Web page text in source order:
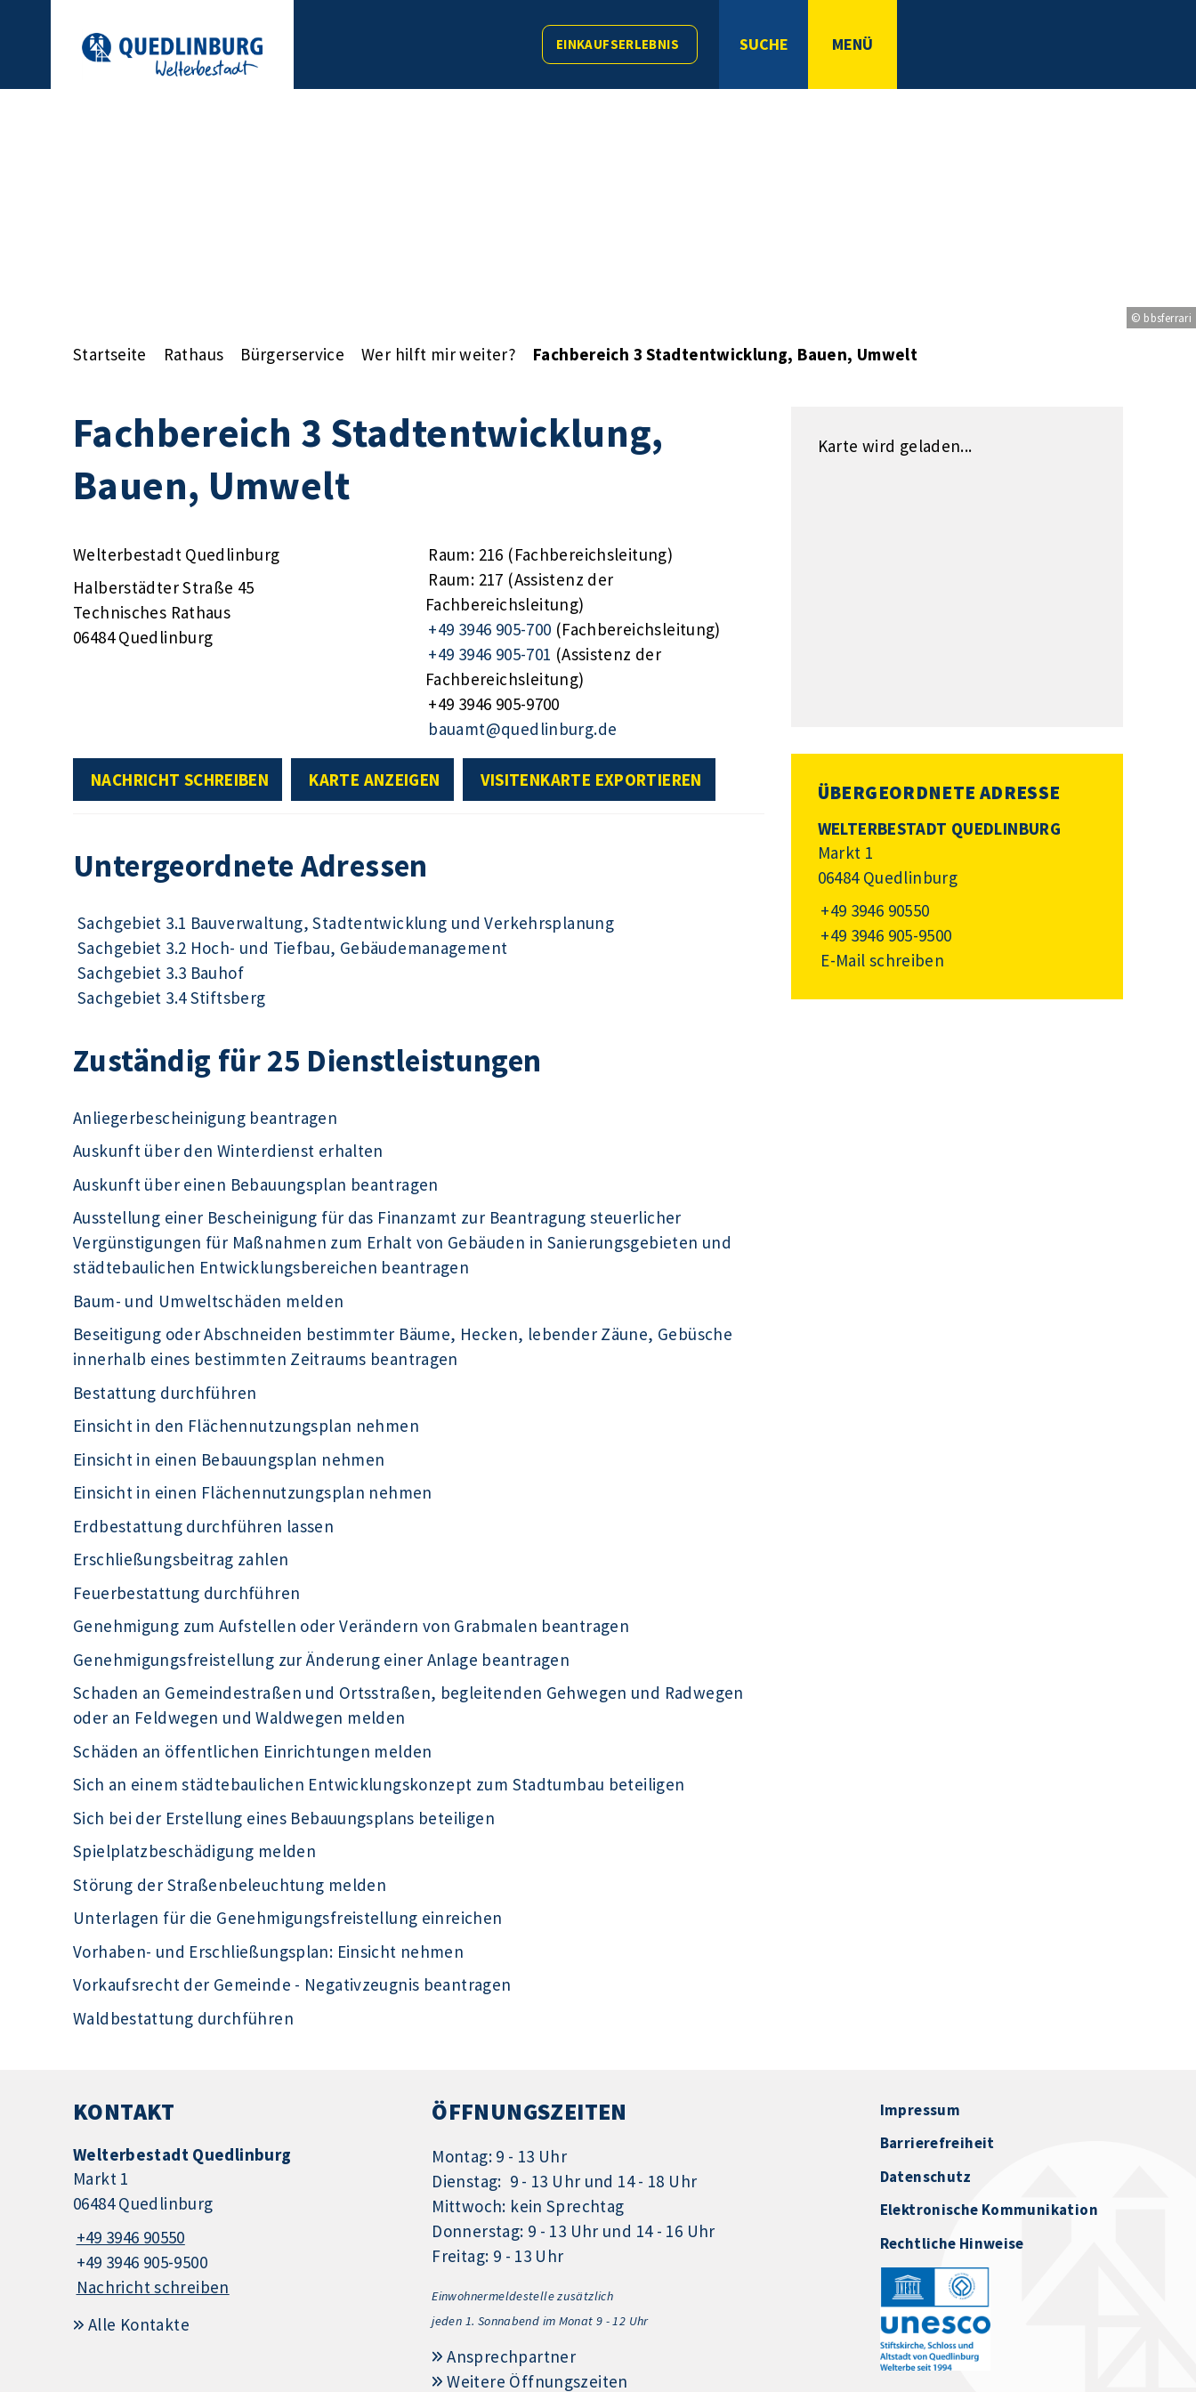
EINKAUFSERLEBNIS SUCHE MENÜ
© bbsferrari
Startseite Rathaus Bürgerservice Wer hilft mir weiter? Fachbereich 3 Stadtentwicklung, Bauen, Umwelt
Fachbereich 3 Stadtentwicklung,
Bauen, Umwelt
Welterbestadt Quedlinburg
Halberstädter Straße 45
Technisches Rathaus
06484 Quedlinburg
Raum: 216 (Fachbereichsleitung)
Raum: 217 (Assistenz der
Fachbereichsleitung)
+49 3946 905-700 (Fachbereichsleitung)
+49 3946 905-701 (Assistenz der
Fachbereichsleitung)
+49 3946 905-9700
bauamt@quedlinburg.de
NACHRICHT SCHREIBEN KARTE ANZEIGEN VISITENKARTE EXPORTIEREN
Untergeordnete Adressen
Sachgebiet 3.1 Bauverwaltung, Stadtentwicklung und Verkehrsplanung
Sachgebiet 3.2 Hoch- und Tiefbau, Gebäudemanagement
Sachgebiet 3.3 Bauhof
Sachgebiet 3.4 Stiftsberg
Zuständig für 25 Dienstleistungen
Anliegerbescheinigung beantragen
Auskunft über den Winterdienst erhalten
Auskunft über einen Bebauungsplan beantragen
Ausstellung einer Bescheinigung für das Finanzamt zur Beantragung steuerlicher
Vergünstigungen für Maßnahmen zum Erhalt von Gebäuden in Sanierungsgebieten und
städtebaulichen Entwicklungsbereichen beantragen
Baum- und Umweltschäden melden
Beseitigung oder Abschneiden bestimmter Bäume, Hecken, lebender Zäune, Gebüsche
innerhalb eines bestimmten Zeitraums beantragen
Bestattung durchführen
Einsicht in den Flächennutzungsplan nehmen
Einsicht in einen Bebauungsplan nehmen
Einsicht in einen Flächennutzungsplan nehmen
Erdbestattung durchführen lassen
Erschließungsbeitrag zahlen
Feuerbestattung durchführen
Genehmigung zum Aufstellen oder Verändern von Grabmalen beantragen
Genehmigungsfreistellung zur Änderung einer Anlage beantragen
Schaden an Gemeindestraßen und Ortsstraßen, begleitenden Gehwegen und Radwegen
oder an Feldwegen und Waldwegen melden
Schäden an öffentlichen Einrichtungen melden
Sich an einem städtebaulichen Entwicklungskonzept zum Stadtumbau beteiligen
Sich bei der Erstellung eines Bebauungsplans beteiligen
Spielplatzbeschädigung melden
Störung der Straßenbeleuchtung melden
Unterlagen für die Genehmigungsfreistellung einreichen
Vorhaben- und Erschließungsplan: Einsicht nehmen
Vorkaufsrecht der Gemeinde - Negativzeugnis beantragen
Waldbestattung durchführen
Karte wird geladen...
ÜBERGEORDNETE ADRESSE
WELTERBESTADT QUEDLINBURG
Markt 1
06484 Quedlinburg
+49 3946 90550
+49 3946 905-9500
E-Mail schreiben
KONTAKT
Welterbestadt Quedlinburg
Markt 1
06484 Quedlinburg
+49 3946 90550
+49 3946 905-9500
Nachricht schreiben
Alle Kontakte
ÖFFNUNGSZEITEN
Montag: 9 - 13 Uhr
Dienstag: 9 - 13 Uhr und 14 - 18 Uhr
Mittwoch: kein Sprechtag
Donnerstag: 9 - 13 Uhr und 14 - 16 Uhr
Freitag: 9 - 13 Uhr
Einwohnermeldestelle zusätzlich
jeden 1. Sonnabend im Monat 9 - 12 Uhr
Ansprechpartner
Weitere Öffnungszeiten
Impressum
Barrierefreiheit
Datenschutz
Elektronische Kommunikation
Rechtliche Hinweise